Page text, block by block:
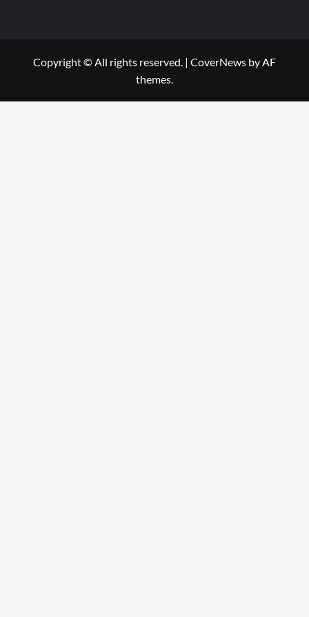
Copyright © All rights reserved. | CoverNews by AF
themes.